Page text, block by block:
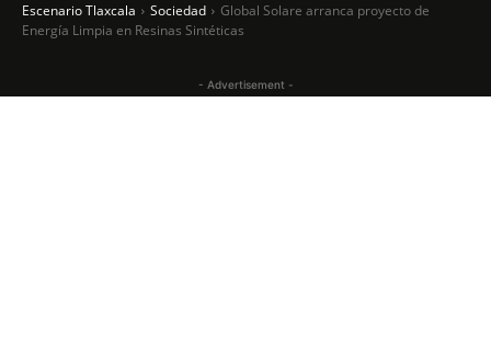
Escenario Tlaxcala Sociedad
Global Solare arranca proyecto de
Energía Limpia en Resinas Sintéticas
- Advertisement -